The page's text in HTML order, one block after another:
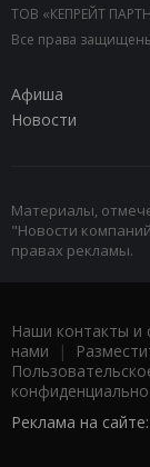
ТОВ «КЕПРЕЙТ
Все права
Афиша
Новости
Материалы,
"Новости
правах рекламы.
Наши контакты и
нами |
Реклама на сайте: